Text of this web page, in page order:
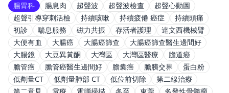
腸胃科
腸息肉 超聲波 超聲波檢查
超聲心動圖
超聲引導穿刺活檢
持續咳嗽 持續疲倦 癌症
持續頭痛
初診
喘息服務 磁力共振 存活者護理
達文西機械臂
大便有血
大腸癌 大腸癌篩查
大腸癌篩查醫生邊間好
大腸鏡
大豆異黃酮 大灣區 大灣區醫療
膽道癌
膽管癌
膽管癌醫生邊間好 膽囊癌 膽胰交界
蛋白粉
低劑量CT
低劑量肺部 CT 低位前切除
第二線治療